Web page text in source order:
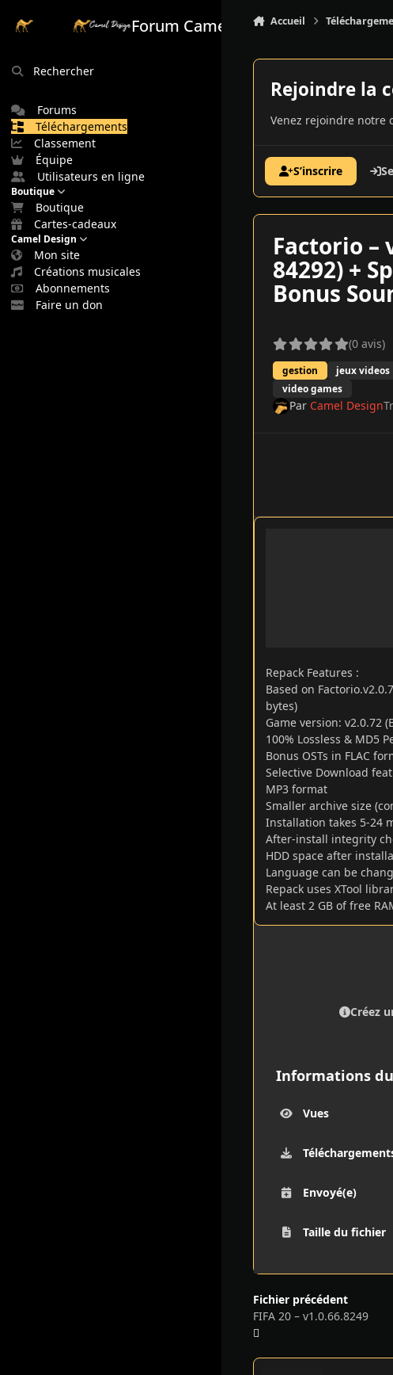
Forum Camel Design
Rechercher
Forums
Téléchargements
Classement
Équipe
Utilisateurs en ligne
Boutique
Boutique
Cartes-cadeaux
Camel Design
Mon site
Créations musicales
Abonnements
Faire un don
Accueil
Rejoindre la
Venez rejoindre notre
S’inscrire
Factorio –
84292) +
Bonus
(0 avis)
gestion jeux videos
video games
Par Camel Design
Repack Features :
Based on
bytes)
Game version: v2.0.72
100% Lossless & MD5
Bonus OSTs in FLAC
Selective Download
MP3 format
Smaller archive size
Installation takes 5-24
After-install integrity
HDD space after
Language can be
Repack uses XTool
At least 2 GB of free
Créez
Informations
Vues
Envoyé(e)
Taille du fichier
Fichier précédent
FIFA 20 – v1.0.66.8249